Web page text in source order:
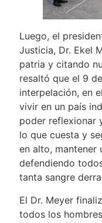
Luego, el
Justicia, Dr. Ekel
patria y citando
resaltó que el 9
interpelación, en
vivir en un país
poder reflexionar
lo que cuesta y
en alto, mantener
defendiendo
tanta sangre
El Dr. Meyer
todos los